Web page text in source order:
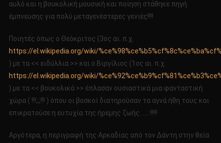
αυλό και η βουκολική μουσική και ποίηση στάθηκε πηγή
έμπνευσης για πολύ μεταγενέστερες γενιές!!!!
Ποιητές όπως ο Θεόκριτος (3ος αι. π.χ.
https://el.wikipedia.org/wiki/
) με τα << ειδύλλια >> και ο Βιργίλιος (1ος αι. π.χ.
https://el.wikipedia.org/wiki/
) με τα << βουκολικά >> έπλασαν ουσιαστικά μια φανταστική
χώρα ( !!!;;;!!! ) όπου οι βοσκοί διατηρούσαν τα αγνά ήθη τους και
επικρατούσε η ευτυχία της ήρεμης ζωής…….!!!!!
Αργότερα, η περιγραφή της Αρκαδίας από τον Δάντη στην θεία